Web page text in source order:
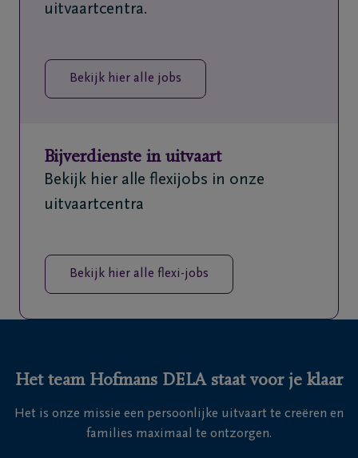
uitvaartcentra.
Bekijk hier alle jobs
Bijverdienste in uitvaart
Bekijk hier alle flexijobs in onze
uitvaartcentra
Bekijk hier alle flexi-jobs
Het team Hofmans DELA staat voor je klaar
Het is onze missie een persoonlijke uitvaart te creëren en
families maximaal te ontzorgen.